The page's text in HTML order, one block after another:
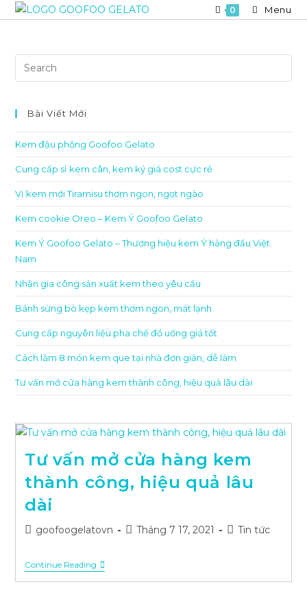
Skip
0 Menu
Bài Viết Mới
Kem đậu phộng Goofoo Gelato
Cung cấp sỉ kem cân, kem ký giá cost cực rẻ
Vị kem mới Tiramisu thơm ngon, ngọt ngào
Kem cookie Oreo – Kem Ý Goofoo Gelato
Kem Ý Goofoo Gelato – Thương hiệu kem Ý hàng đầu Việt
Nam
Nhận gia công sản xuất kem theo yêu cầu
Bánh sừng bò kẹp kem thơm ngon, mát lạnh
Cung cấp nguyên liệu pha chế đồ uống giá tốt
Cách làm 8 món kem que tại nhà đơn giản, dễ làm
Tư vấn mở cửa hàng kem thành công, hiệu quả lâu dài
Tư vấn mở cửa hàng kem
thành công, hiệu quả lâu
dài
Postgoofoogelatovn
PostTháng 7 17, 2021
PostTin tức
Continue ReadingTư
Vấn